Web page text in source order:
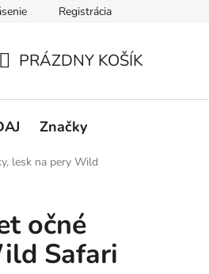
ochrany osobných údajov
Registrácia
PRÁZDNY KOŠÍK
Značky
lesk na pery Wild
očné
Safari